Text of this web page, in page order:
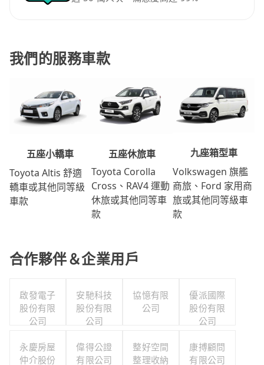
我們的服務車款
五座小轎車
Toyota Altis 舒適
轎車或其他同等級
車款
五座休旅車
Toyota Corolla
Cross、RAV4 運動
休旅或其他同等車
款
九座箱型車
Volkswagen 旗艦
商旅、Ford 家用商
旅或其他同等級車
款
合作夥伴＆企業用戶
啟發電子
股份有限
公司
安馳科技
股份有限
公司
協憶有限
公司
優派國際
股份有限
公司
永慶房屋
仲介股份
偉得公證
有限公司
整好空間
整理收納
康搏顧問
有限公司